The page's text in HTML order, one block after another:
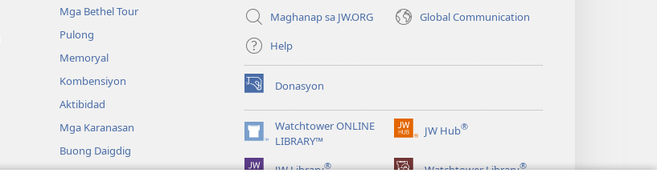
Mga Bethel Tour
Pulong
Memoryal
Kombensiyon
Aktibidad
Mga Karanasan
Buong Daigdig
window)Maghanap sa JW.ORG
Global Communication
Help
Donasyon
(may
bubukas
na
bagong
Watchtower ONLINE
LIBRARY™
(may
bubukas
JW Hub®
(may
na
JW Library® Watchtower Library®